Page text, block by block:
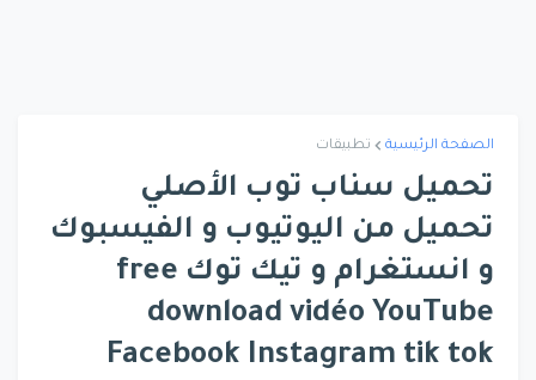
الصفحة الرئيسية تطبيقات
تحميل سناب توب الأصلي
تحميل من اليوتيوب و الفيسبوك
و انستغرام و تيك توك free
download vidéo YouTube
Facebook Instagram tik tok